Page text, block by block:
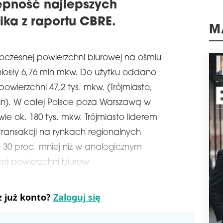
najlepszych
z raportu CBRE.
powierzchni biurowej na ośmiu
6,76 mln mkw. Do użytku oddano
47,2 tys. mkw. (Trójmiasto,
W całej Polsce poza Warszawą w
ok. 180 tys. mkw. Trójmiasto liderem
na rynkach regionalnych
30 proc. mniej niż w analogicznym
powierzchni biurow
już konto? Zaloguj się